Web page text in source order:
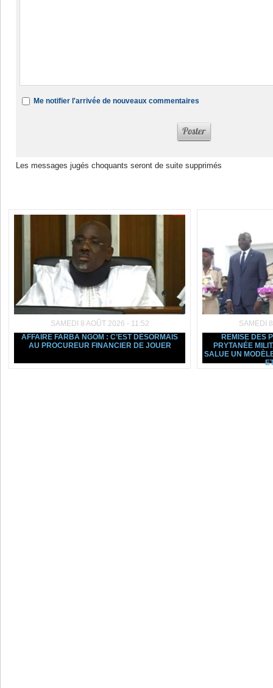
Me notifier l'arrivée de nouveaux commentaires
Les messages jugés choquants seront de suite supprimés
SAMEDI 8 AOÛT 2026 - 11:52
AFFAIRE FARBA NGOM : C’EST DÉSORMAIS
AU PROCUREUR FINANCIER DE JOUER
SAMEDI
REMISE DES
PRYTANÉE
SALUE UN